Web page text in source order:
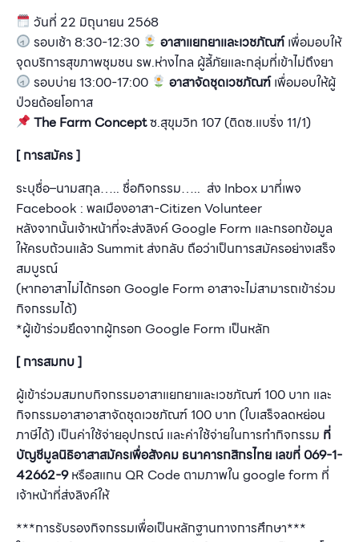
วันที่ 22 มิถุนายน 2568
รอบเช้า 8:30-12:30
อาสาแยกยาและเวชภัณฑ์เพื่อมอบให้
จุดบริการสุขภาพชุมชน รพ.ห่างไกล ผู้ลี้ภัยและกลุ่มที่เข้าไม่ถึงยา
รอบบ่าย 13:00-17:00
อาสาจัดชุดเวชภัณฑ์เพื่อมอบให้ผู้
ป่วยด้อยโอกาส
The Farm Conceptซ.สุขุมวิท 107 (ติดซ.แบริ่ง 11/1)
[ การสมัคร ]
ระบุชื่อ–นามสกุล….. ชื่อกิจกรรม….. ส่ง Inbox มาที่เพจ
Facebook : พลเมืองอาสา-Citizen Volunteer
หลังจากนั้นเจ้าหน้าที่จะส่งลิงค์ Google Form และกรอกข้อมูล
ให้ครบถ้วนแล้ว Summit ส่งกลับ ถือว่าเป็นการสมัครอย่างเสร็จ
สมบูรณ์
(หากอาสาไม่ได้กรอก Google Form อาสาจะไม่สามารถเข้าร่วม
กิจกรรมได้)
*ผู้เข้าร่วมยึดจากผู้กรอก Google Form เป็นหลัก
[ การสมทบ ]
ผู้เข้าร่วมสมทบกิจกรรมอาสาแยกยาและเวชภัณฑ์ 100 บาท และ
กิจกรรมอาสาอาสาจัดชุดเวชภัณฑ์ 100 บาท (ใบเสร็จลดหย่อน
ภาษีได้) เป็นค่าใช้จ่ายอุปกรณ์ และค่าใช้จ่ายในการทำกิจกรรม ที่
บัญชีมูลนิธิอาสาสมัครเพื่อสังคม ธนาคารกสิกรไทย เลขที่ 069-1-
42662-9หรือสแกน QR Code ตามภาพใน google form ที่
เจ้าหน้าที่ส่งลิงค์ให้
***การรับรองกิจกรรมเพื่อเป็นหลักฐานทางการศึกษา***